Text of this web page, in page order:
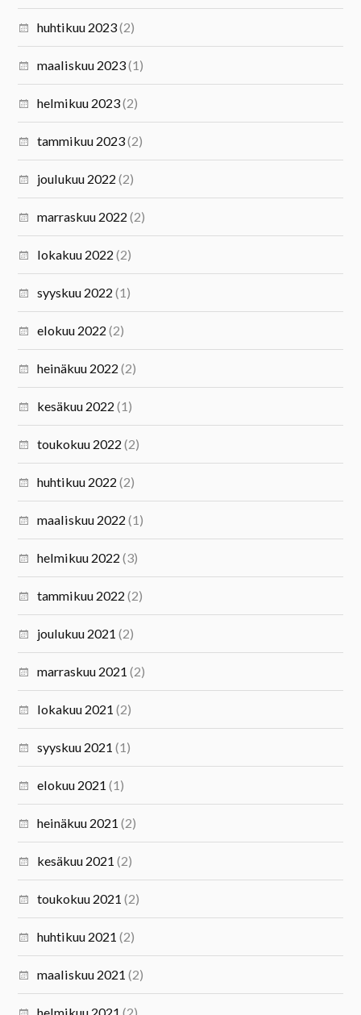
huhtikuu 2023(2)
maaliskuu 2023(1)
helmikuu 2023(2)
tammikuu 2023(2)
joulukuu 2022 (2)
marraskuu 2022 (2)
lokakuu 2022 (2)
syyskuu 2022 (1)
elokuu 2022 (2)
heinäkuu 2022 (2)
kesäkuu 2022 (1)
toukokuu 2022 (2)
huhtikuu 2022 (2)
maaliskuu 2022 (1)
helmikuu 2022 (3)
tammikuu 2022 (2)
joulukuu 2021 (2)
marraskuu 2021 (2)
lokakuu 2021 (2)
syyskuu 2021 (1)
elokuu 2021 (1)
heinäkuu 2021 (2)
kesäkuu 2021 (2)
toukokuu 2021 (2)
huhtikuu 2021 (2)
maaliskuu 2021 (2)